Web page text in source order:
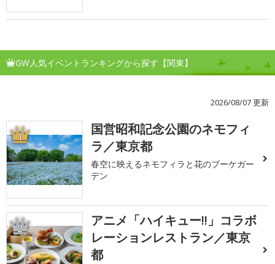
GW人気イベントランキングから探す【関東】
2026/08/07 更新
1
国営昭和記念公園のネモフィ
ラ／東京都
春空に映えるネモフィラと花のブーケガー
デン
2
アニメ「ハイキュー!!」コラボ
レーションレストラン／東京
都